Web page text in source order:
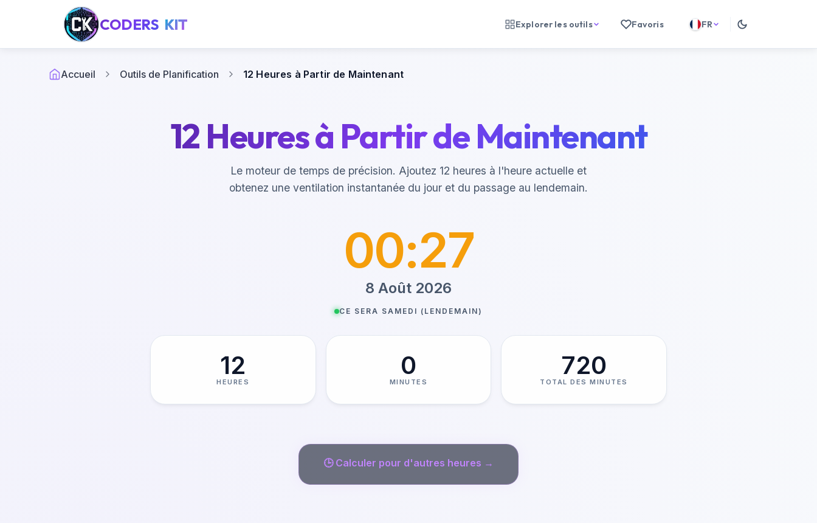
CODERS KIT Explorer les outils Favoris FR
Accueil Outils de Planification 12 Heures à Partir de Maintenant
12 Heures à Partir de Maintenant
Le moteur de temps de précision. Ajoutez 12 heures à l'heure actuelle et
obtenez une ventilation instantanée du jour et du passage au lendemain.
00:27
8 Août 2026
CE SERA SAMEDI (LENDEMAIN)
12
HEURES
0
MINUTES
720
TOTAL DES MINUTES
🕒 Calculer pour d'autres heures →